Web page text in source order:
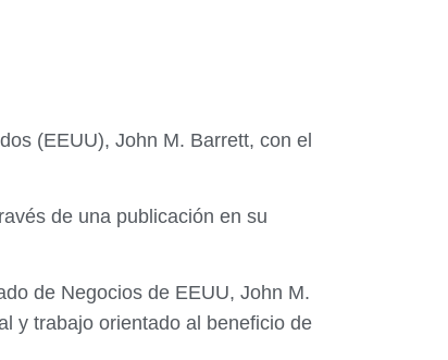
(EEUU), John M. Barrett, con el
de una publicación en su
de Negocios de EEUU, John M.
y trabajo orientado al beneficio de